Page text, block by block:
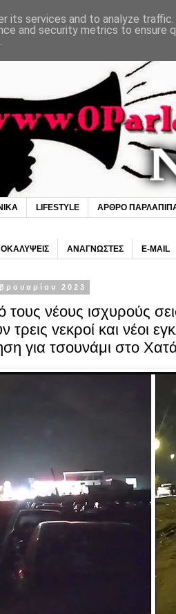
LIFESTYLE ΑΡΘΡΟ
ΑΝΑΓΝΩΣΤΕΣ E-MAIL
2023
τους νέους ισχυρούς
τρεις vεκροί και νέοι
για τσουνάμι στο
its services and to analyze traffic.
and security metrics to ensure